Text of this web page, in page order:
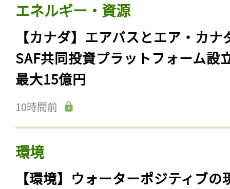
エネルギー・資源
【カナダ】エアバスとエア・カナ
SAF共同投資プラットフォーム設
最大15億円
10時間前
環境
【環境】ウォーターポジティブの